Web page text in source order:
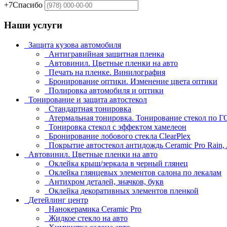
+7Спасибо
Наши услуги
Защита кузова автомобиля
Антигравийная защитная пленка
Автовинил. Цветные пленки на авто
Печать на пленке. Винилография
Бронирование оптики. Изменение цвета оптики
Полировка автомобиля и оптики
Тонирование и защита автостекол
Стандартная тонировка
Атермальная тонировка. Тонирование стекол по
Тонировка стекол с эффектом хамелеон
Бронирование лобового стекла ClearPlex
Покрытие автостекол антидождь Ceramic Pro Rain,
Автовинил. Цветные пленки на авто
Оклейка крыш/зеркала в черный глянец
Оклейка глянцевых элементов салона по лекалам
Антихром деталей, значков, букв
Оклейка декоративных элементов пленкой
Детейлинг центр
Нанокерамика Ceramic Pro
Жидкое стекло на авто